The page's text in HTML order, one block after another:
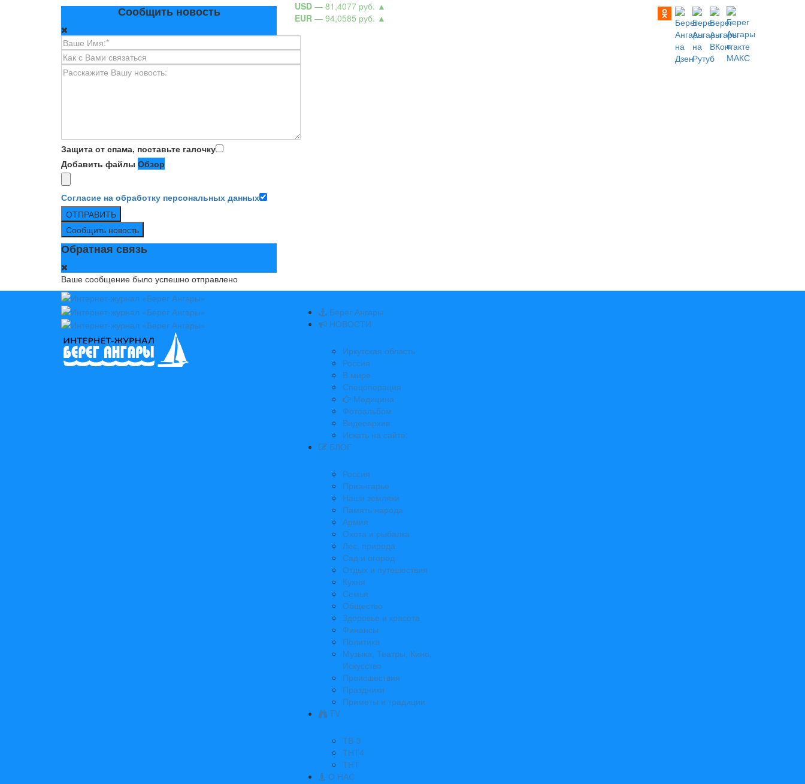
Сообщить новость
Защита от спама, поставьте галочку
Добавить файлы Обзор
Согласие на обработку персональных данных
ОТПРАВИТЬ
Сообщить новость
Обратная связь
Ваше сообщение было успешно отправлено
USD — 81,4077 руб. ▲
EUR — 94,0585 руб. ▲
Берег Ангары
НОВОСТИ
Иркутская область
Россия
В мире
Спецоперация
Медицина
Фотоальбом
Видеоархив
Искать на сайте:
БЛОГ
Россия
Приангарье
Наши земляки
Память народа
Армия
Охота и рыбалка
Лес, природа
Сад и огород
Отдых и путешествия
Кухня
Семья
Общество
Здоровье и красота
Финансы
Политика
Музыка, Театры, Кино,
Искусство
Происшествия
Праздники
Приметы и традиции
TV
ТВ-3
ТНТ4
ТНТ
О НАС